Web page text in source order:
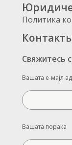
Политика
Свяжитесь
Вашата е-мајл
Вашата порака